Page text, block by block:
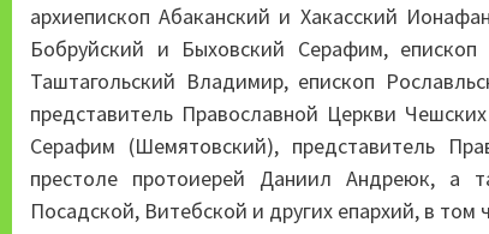
архиепископ Абаканский и Хакасский
Бобруйский и Быховский Серафим,
Таштагольский Владимир, епископ
представитель Православной Церкви
Серафим (Шемятовский), представитель
престоле протоиерей Даниил Андреюк, а
Посадской, Витебской и других епархий, в